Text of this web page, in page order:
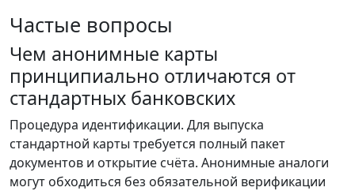
Частые вопросы
Чем анонимные карты
принципиально отличаются от
стандартных банковских
Процедура идентификации. Для выпуска
стандартной карты требуется полный пакет
документов и открытие счёта. Анонимные аналоги
могут обходиться без обязательной верификации